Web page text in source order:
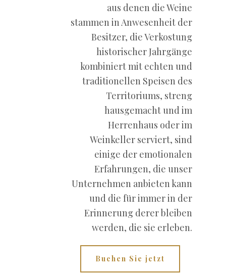
aus denen die Weine
stammen in Anwesenheit der
Besitzer, die Verkostung
historischer Jahrgänge
kombiniert mit echten und
traditionellen Speisen des
Territoriums, streng
hausgemacht und im
Herrenhaus oder im
Weinkeller serviert, sind
einige der emotionalen
Erfahrungen, die unser
Unternehmen anbieten kann
und die für immer in der
Erinnerung derer bleiben
werden, die sie erleben.
Buchen Sie jetzt